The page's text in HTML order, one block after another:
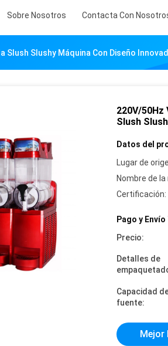
Sobre Nosotros Contacta Con
Slush Slushy Máquina Con Diseño
220V/
Slush
Datos del
Lugar de
Nombre de
Certificación:
Pago y
Precio:
Detalles de
Capacidad
fuente:
Mejor